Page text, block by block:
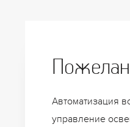
Автоматизация
управление